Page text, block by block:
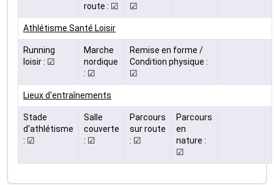
route : ☑
☑
Athlétisme Santé Loisir
Running
loisir : ☑
Marche
nordique
: ☑
Remise en forme /
Condition physique :
☑
Lieux d'entraînements
Stade
d'athlétisme
: ☑
Salle
couverte
: ☑
Parcours
sur route
: ☑
Parcours
en
nature :
☑